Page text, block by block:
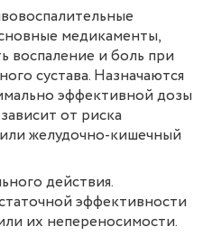
медикаменты,
воспаление и боль при
сустава. Назначаются
эффективной дозы
от риска
желудочно-кишечный
действия.
эффективности
их непереносимости.